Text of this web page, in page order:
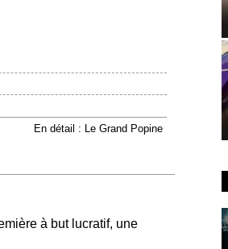
En détail : Le Grand Popine
à but lucratif, une